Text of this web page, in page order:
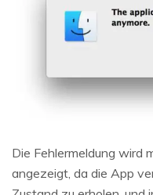
Die Fehlermeldung wird
angezeigt, da die App